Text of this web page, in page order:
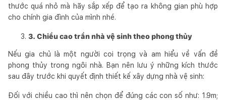
thước quá nhỏ mà hãy sắp xếp để tạo ra không gian phù hợp
cho chính gia đình của mình nhé.
3. Chiều cao trần nhà vệ sinh theo phong thủy
Nếu gia chủ là một người coi trọng và am hiểu về vấn đề
phong thủy trong ngôi nhà. Bạn nên lưu ý những kích thước
sau đây trước khi quyết định thiết kế xây dựng nhà vệ sinh:
Đối với chiều cao thì nên chọn để đúng các con số như: 1.9m;